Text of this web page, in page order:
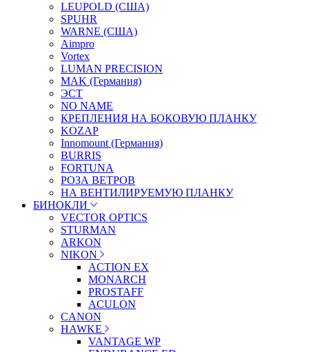
LEUPOLD (США)
SPUHR
WARNE (США)
Aimpro
Vortex
LUMAN PRECISION
MAK (Германия)
ЭСТ
NO NAME
КРЕПЛЕНИЯ НА БОКОВУЮ ПЛАНКУ
KOZAP
Innomount (Германия)
BURRIS
FORTUNA
РОЗА ВЕТРОВ
НА ВЕНТИЛИРУЕМУЮ ПЛАНКУ
БИНОКЛИ
VECTOR OPTICS
STURMAN
ARKON
NIKON
ACTION EX
MONARCH
PROSTAFF
ACULON
CANON
HAWKE
VANTAGE WP